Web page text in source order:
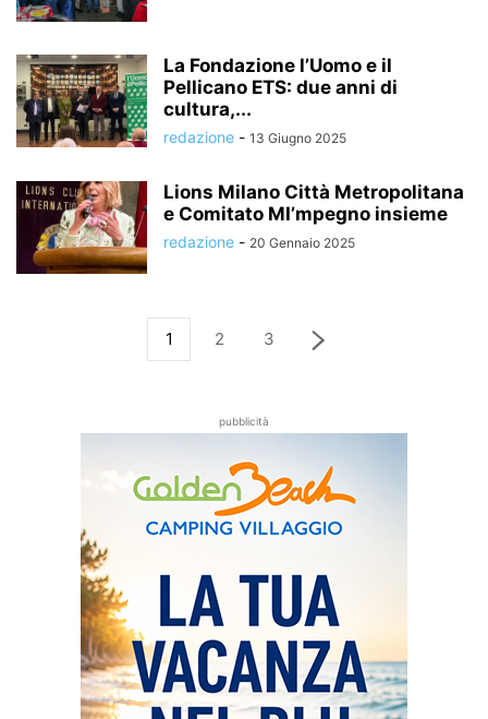
La Fondazione l’Uomo e il
Pellicano ETS: due anni di
cultura,...
redazione - 13 Giugno 2025
Lions Milano Città Metropolitana
e Comitato MI’mpegno insieme
redazione - 20 Gennaio 2025
1 2 3
pubblicità